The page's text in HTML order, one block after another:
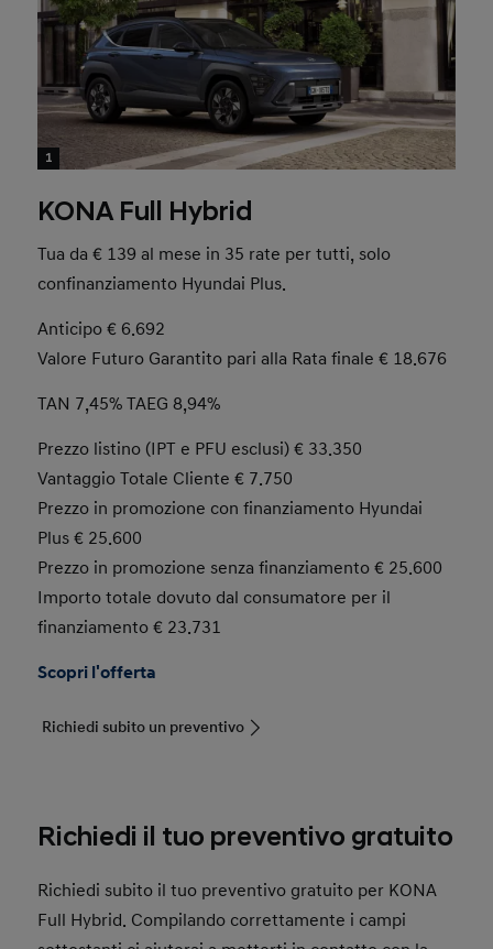
1
KONA Full Hybrid
Tua da € 139 al mese in 35 rate per tutti, solo
confinanziamento Hyundai Plus.
Anticipo € 6.692
Valore Futuro Garantito pari alla Rata finale € 18.676
TAN 7,45% TAEG 8,94%
Prezzo listino (IPT e PFU esclusi) € 33.350
Vantaggio Totale Cliente € 7.750
Prezzo in promozione con finanziamento Hyundai
Plus € 25.600
Prezzo in promozione senza finanziamento € 25.600
Importo totale dovuto dal consumatore per il
finanziamento € 23.731
Scopri l'offerta
Richiedi subito un preventivo
Richiedi il tuo preventivo gratuito
Richiedi subito il tuo preventivo gratuito per KONA
Full Hybrid. Compilando correttamente i campi